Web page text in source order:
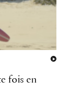
fois en